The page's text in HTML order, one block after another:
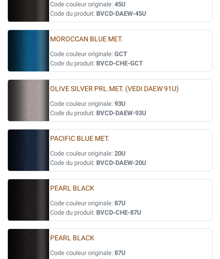
Code couleur originale: 45U
Code du produit: BVCD-DAEW-45U
MOROCCAN BLUE MET.
Code couleur originale: GCT
Code du produit: BVCD-CHE-GCT
OLIVE SILVER PRL.MET. (VEDI DAEW 91U)
Code couleur originale: 93U
Code du produit: BVCD-DAEW-93U
PACIFIC BLUE MET.
Code couleur originale: 20U
Code du produit: BVCD-DAEW-20U
PEARL BLACK
Code couleur originale: 87U
Code du produit: BVCD-CHE-87U
PEARL BLACK
Code couleur originale: 87U